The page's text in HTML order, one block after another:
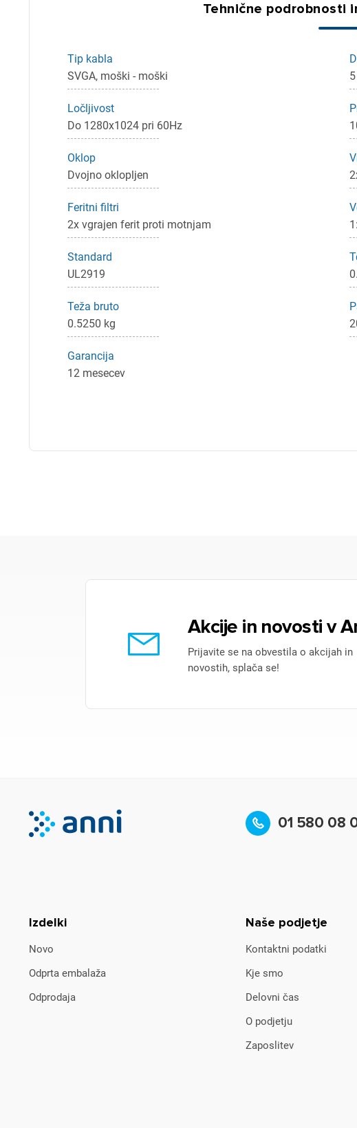
Tehnične podrobnosti
Tip kabla
SVGA, moški - moški
Ločljivost
Do 1280x1024 pri 60Hz
Oklop
Dvojno oklopljen
Feritni filtri
2x vgrajen ferit proti motnjam
Standard
UL2919
Teža bruto
0.5250 kg
Garancija
12 mesecev
Akcije in novosti v
Prijavite se na obvestila o akcijah in
novostih, splača se!
01 580 08
Izdelki
Novo
Odprta embalaža
Odprodaja
Naše podjetje
Kontaktni podatki
Kje smo
Delovni čas
O podjetju
Zaposlitev
Za dodajanje